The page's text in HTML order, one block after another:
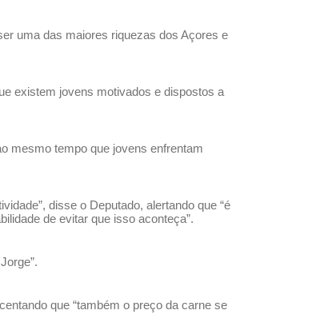
uma das maiores riquezas dos Açores e
existem jovens motivados e dispostos a
mesmo tempo que jovens enfrentam
disse o Deputado, alertando que “é
de evitar que isso aconteça”.
que “também o preço da carne se